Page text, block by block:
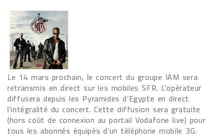
Le 14 mars prochain, le concert du groupe IAM sera
retransmis en direct sur les mobiles SFR. L'opérateur
diffusera depuis les Pyramides d’Egypte en direct
l'intégralité du concert. Cette diffusion sera gratuite
(hors coût de connexion au portail Vodafone live) pour
tous les abonnés équipés d'un téléphone mobile 3G.